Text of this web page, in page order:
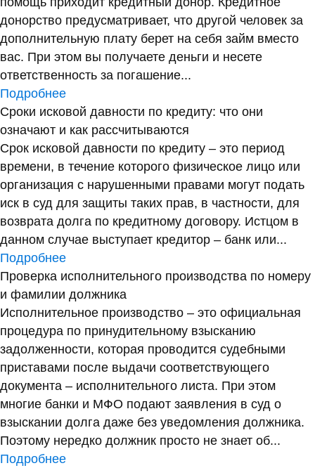
донорство предусматривает, что другой человек за
дополнительную плату берет на себя займ вместо
вас. При этом вы получаете деньги и несете
ответственность за погашение...
Подробнее
Сроки исковой давности по кредиту: что они
означают и как рассчитываются
Срок исковой давности по кредиту – это период
времени, в течение которого физическое лицо или
организация с нарушенными правами могут подать
иск в суд для защиты таких прав, в частности, для
возврата долга по кредитному договору. Истцом в
данном случае выступает кредитор – банк или...
Подробнее
Проверка исполнительного производства по номеру
и фамилии должника
Исполнительное производство – это официальная
процедура по принудительному взысканию
задолженности, которая проводится судебными
приставами после выдачи соответствующего
документа – исполнительного листа. При этом
многие банки и МФО подают заявления в суд о
взыскании долга даже без уведомления должника.
Поэтому нередко должник просто не знает об...
Подробнее